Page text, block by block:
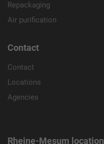
Repackaging
Air purification
Contact
Contact
Locations
Agencies
Rheine-Mesum location
Purpose